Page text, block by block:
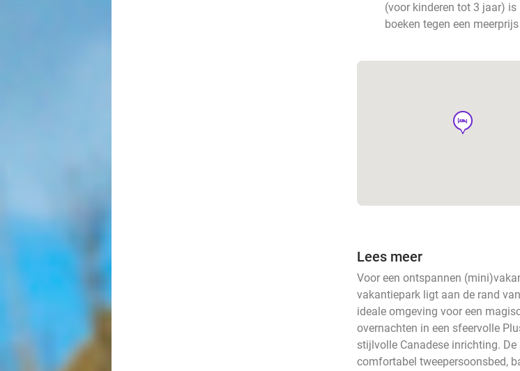
(voor kinderen tot 3 jaar) is
boeken tegen een
hotel
Lees meer
Voor een ontspannen
vakantiepark ligt aan de rand
ideale omgeving voor een
overnachten in een sfeervolle
stijlvolle Canadese inrichting.
comfortabel tweepersoonsbed,